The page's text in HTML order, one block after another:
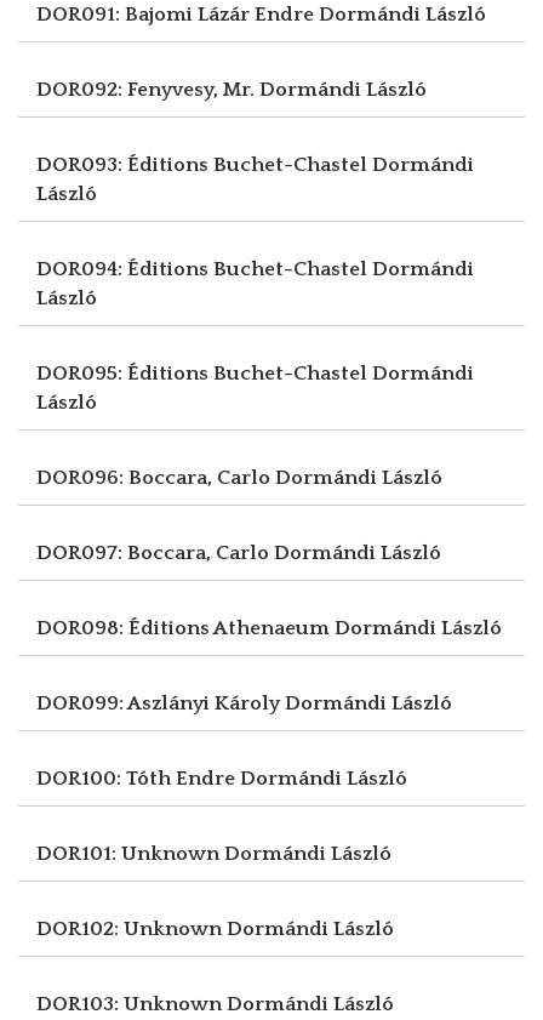
DOR091: Bajomi Lázár Endre Dormándi László
DOR092: Fenyvesy, Mr. Dormándi László
DOR093: Éditions Buchet-Chastel Dormándi
László
DOR094: Éditions Buchet-Chastel Dormándi
László
DOR095: Éditions Buchet-Chastel Dormándi
László
DOR096: Boccara, Carlo Dormándi László
DOR097: Boccara, Carlo Dormándi László
DOR098: Éditions Athenaeum Dormándi László
DOR099: Aszlányi KárolyDormándi László
DOR100: Tóth Endre Dormándi László
DOR101: UnknownDormándi László
DOR102: UnknownDormándi László
DOR103: UnknownDormándi László